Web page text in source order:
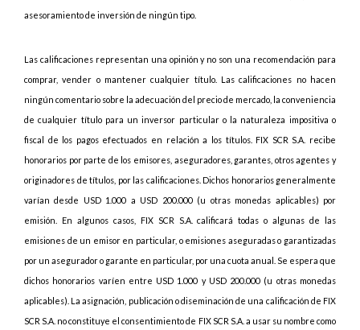
asesoramiento de inversión de ningún tipo.
Las calificaciones representan una opinión y no son una recomendación para
comprar, vender o mantener cualquier título. Las calificaciones no hacen
ningún comentario sobre la adecuación del precio de mercado, la conveniencia
de cualquier título para un inversor particular o la naturaleza impositiva o
fiscal de los pagos efectuados en relación a los títulos. FIX SCR S.A. recibe
honorarios por parte de los emisores, aseguradores, garantes, otros agentes y
originadores de títulos, por las calificaciones. Dichos honorarios generalmente
varían desde USD 1.000 a USD 200.000 (u otras monedas aplicables) por
emisión. En algunos casos, FIX SCR S.A. calificará todas o algunas de las
emisiones de un emisor en particular, o emisiones aseguradas o garantizadas
por un asegurador o garante en particular, por una cuota anual. Se espera que
dichos honorarios varíen entre USD 1.000 y USD 200.000 (u otras monedas
aplicables). La asignación, publicación o diseminación de una calificación de FIX
SCR S.A. no constituye el consentimiento de FIX SCR S.A. a usar su nombre como